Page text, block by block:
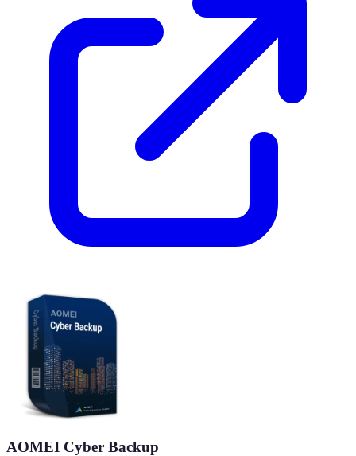
AOMEI Cyber Backup